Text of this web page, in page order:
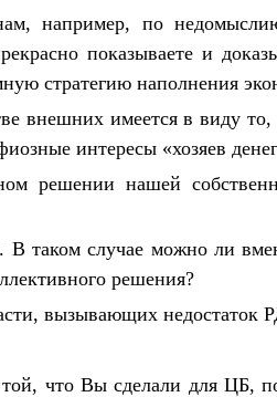
например, по
показываете и
стратегию наполнения
внешних имеется в виду
интересы «хозяев
решении нашей
В таком случае можно ли
решения?
вызывающих недостаток
что Вы сделали для ЦБ,